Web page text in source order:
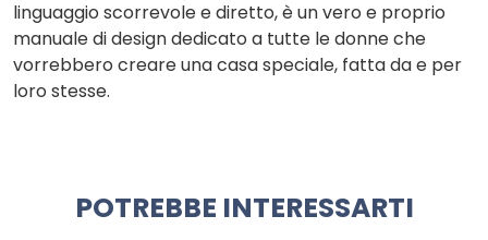
linguaggio scorrevole e diretto, è un vero e proprio
manuale di design dedicato a tutte le donne che
vorrebbero creare una casa speciale, fatta da e per
loro stesse.
POTREBBE INTERESSARTI